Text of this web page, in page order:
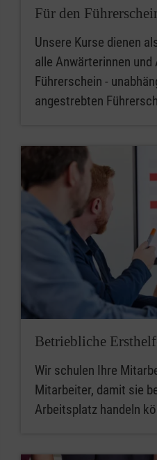
Für den
Unsere Kurse dienen
alle Anwärterinnen
Führerschein -
angestrebten
Betriebliche
Wir schulen Ihre
Mitarbeiter, damit sie
Arbeitsplatz handeln